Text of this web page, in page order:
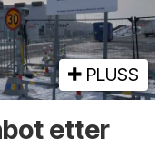
PLUSS
etter